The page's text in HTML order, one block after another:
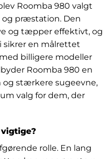
Roomba 980 valgt
og præstation. Den
og tæpper effektivt, og
en målrettet
billigere modeller
Roomba 980 en
og stærkere sugeevne,
valg for dem, der
rolle. En lang